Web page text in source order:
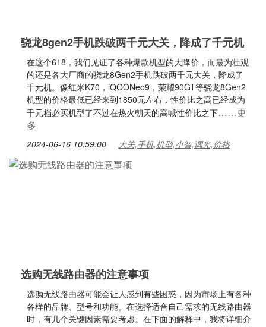
骁龙8gen2手机跌破两千元大关，降成了千元机
在这个618，我们见证了各种爆款机型的大降价，而最为壮观
的还是各大厂商的骁龙8Gen2手机跌破两千元大关，降成了
千元机。像红米K70，iQOONeo9，荣耀90GT等骁龙8Gen2
机型的价格最低已经来到1850元左右，性价比之高已经成为
千元档必买机型了不过在热火朝天的高喊性价比之下……更
多
2024-06-16 10:59:00 大关,手机,机型,小智,调光,价格
选购无线路由器的注意事项
选购无线路由器可能会让人感到有些困惑，因为市场上有各种
各样的品牌、型号和功能。在选择适合自己需求的无线路由器
时，有几个关键因素需要考虑。在下面的解释中，我将详细介